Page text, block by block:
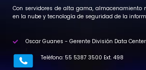
Con servidores de alta gama, almacenamiento
en la nube y tecnología de seguridad de la
Oscar Guanes - Gerente División Data Center
Teléfono: 55 5387 3500 Ext. 498